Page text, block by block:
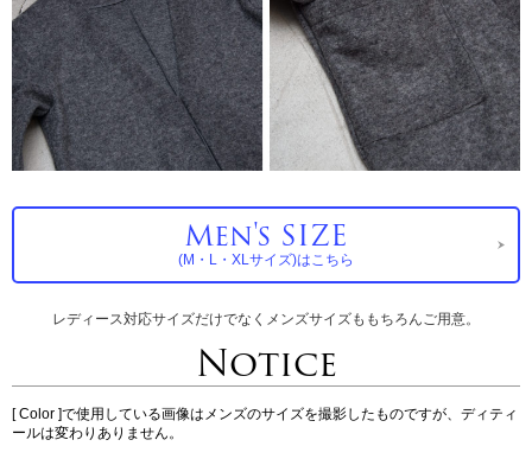
Men's SIZE
(M・L・XLサイズ)はこちら
レディース対応サイズだけでなくメンズサイズももちろんご用意。
Notice
[ Color ]で使用している画像はメンズのサイズを撮影したものですが、ディティ
ールは変わりありません。